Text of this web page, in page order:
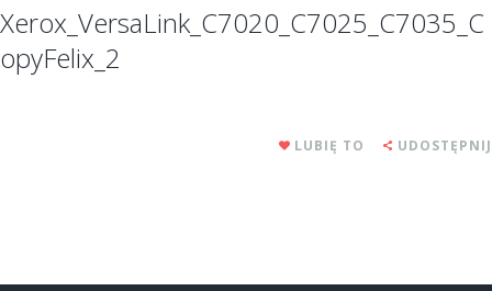
Xerox_VersaLink_C7020_C7025_C7035_C
opyFelix_2
LUBIĘ TO UDOSTĘPNIJ